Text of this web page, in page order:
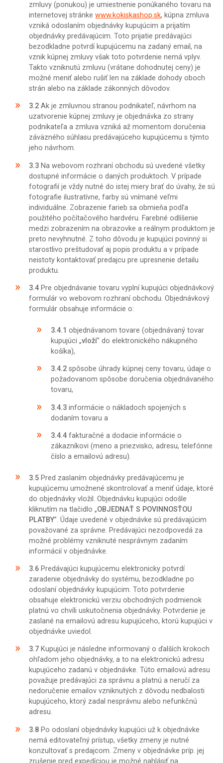
zmluvy (ponukou) je umiestnenie ponúkaného tovaru na
internetovej stránkewww.kokiskashop.sk, kúpna zmluva
vzniká odoslaním objednávky kupujúcim a prijatím
objednávky predávajúcim. Toto prijatie predávajúci
bezodkladne potvrdí kupujúcemu na zadaný email, na
vznik kúpnej zmluvy však toto potvrdenie nemá vplyv.
Takto vzniknutú zmluvu (vrátane dohodnutej ceny) je
možné meniť alebo rušiť len na základe dohody oboch
strán alebo na základe zákonných dôvodov.
3.2 Ak je zmluvnou stranou podnikateľ, návrhom na
uzatvorenie kúpnej zmluvy je objednávka zo strany
podnikateľa a zmluva vzniká až momentom doručenia
záväzného súhlasu predávajúceho kupujúcemu s týmto
jeho návrhom.
3.3 Na webovom rozhraní obchodu sú uvedené všetky
dostupné informácie o daných produktoch. V prípade
fotografií je vždy nutné do istej miery brať do úvahy, že sú
fotografie ilustratívne, farby sú vnímané veľmi
individuálne. Zobrazenie farieb sa obmieňa podľa
použitého počítačového hardvéru. Farebné odlíšenie
medzi zobrazením na obrazovke a reálnym produktom je
preto nevyhnutné. Z toho dôvodu je kupujúci povinný si
starostlivo preštudovať aj popis produktu a v prípade
neistoty kontaktovať predajcu pre upresnenie detailu
produktu.
3.4 Pre objednávanie tovaru vyplní kupujúci objednávkový
formulár vo webovom rozhraní obchodu. Objednávkový
formulár obsahuje informácie o:
3.4.1 objednávanom tovare (objednávaný tovar
kupujúci „vloží” do elektronického nákupného
košíka),
3.4.2spôsobe úhrady kúpnej ceny tovaru, údaje o
požadovanom spôsobe doručenia objednávaného
tovaru,
3.4.3informácie o nákladoch spojených s
dodaním tovaru a
3.4.4fakturačné a dodacie informácie o
zákazníkovi (meno a priezvisko, adresu, telefónne
číslo a emailovú adresu).
3.5 Pred zaslaním objednávky predávajúcemu je
kupujúcemu umožnené skontrolovať a meniť údaje, ktoré
do objednávky vložil. Objednávku kupujúci odošle
kliknutím na tlačidlo „OBJEDNAŤ S POVINNOSŤOU
PLATBY”. Údaje uvedené v objednávke sú predávajúcim
považované za správne. Predávajúci nezodpovedá za
možné problémy vzniknuté nesprávnym zadaním
informácií v objednávke.
3.6 Predávajúci kupujúcemu elektronicky potvrdí
zaradenie objednávky do systému, bezodkladne po
odoslaní objednávky kupujúcim. Toto potvrdenie
obsahuje elektronickú verziu obchodných podmienok
platnú vo chvíli uskutočnenia objednávky. Potvrdenie je
zaslané na emailovú adresu kupujúceho, ktorú kupujúci v
objednávke uviedol.
3.7 Kupujúci je následne informovaný o ďalších krokoch
ohľadom jeho objednávky, a to na elektronickú adresu
kupujúceho zadanú v objednávke. Túto emailovú adresu
považuje predávajúci za správnu a platnú a neručí za
nedoručenie emailov vzniknutých z dôvodu nedbalosti
kupujúceho, ktorý zadal nesprávnu alebo nefunkčnú
adresu.
3.8 Po odoslaní objednávky kupujúci už k objednávke
nemá editovateľný prístup, všetky zmeny je nutné
konzultovať s predajcom. Zmeny v objednávke príp. jej
zrušenie pred expedíciou je možné nahlásiť na